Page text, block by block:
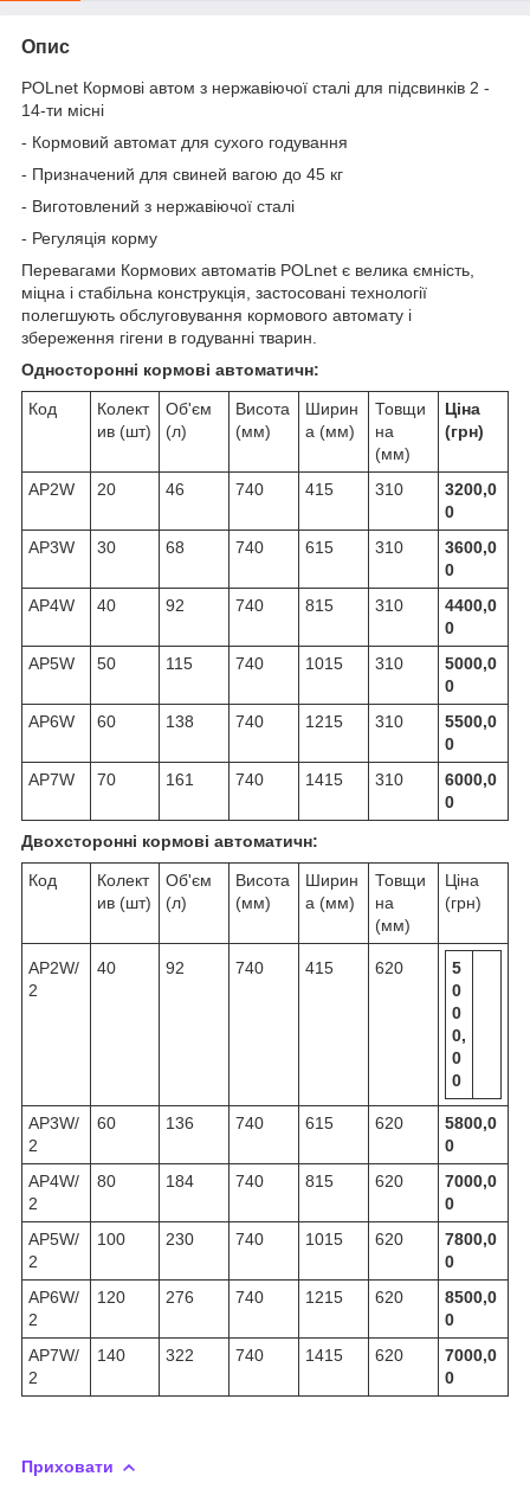
Опис
POLnet Кормові автом з нержавіючої сталі для підсвинків 2 -
14-ти місні
- Кормовий автомат для сухого годування
- Призначений для свиней вагою до 45 кг
- Виготовлений з нержавіючої сталі
- Регуляція корму
Перевагами Кормових автоматів POLnet є велика ємність,
міцна і стабільна конструкція, застосовані технології
полегшують обслуговування кормового автомату і
збереження гігени в годуванні тварин.
Односторонні кормові автоматичн:
Код
Колект
ив (шт)
Об'єм
(л)
Висота
(мм)
Ширин
а (мм)
Товщи
на
(мм)
Ціна
(грн)
AP2W 20 46 740 415 310
3200,0
0
AP3W
30 68 740 615 310
3600,0
0
AP4W
40 92 740 815 310
4400,0
0
AP5W
50 115 740 1015 310
5000,0
0
AP6W
60 138 740 1215 310
5500,0
0
AP7W
70 161 740 1415 310
6000,0
0
Двохсторонні кормові автоматичн:
Код
Колект
ив (шт)
Об'єм
(л)
Висота
(мм)
Ширин
а (мм)
Товщи
на
(мм)
Ціна
(грн)
AP2W/
2
40 92 740 415 620
5
0
0
0,
0
0
AP3W/
2
60 136 740 615 620
5800,0
0
AP4W/
2
80 184 740 815 620
7000,0
0
AP5W/
2
100 230 740 1015 620
7800,0
0
AP6W/
2
120 276 740 1215 620
8500,0
0
AP7W/
2
140 322 740 1415 620
7000,0
0
Приховати